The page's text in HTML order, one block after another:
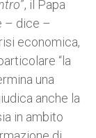
”, il Papa
– dice –
economica,
“la
una
anche la
in ambito